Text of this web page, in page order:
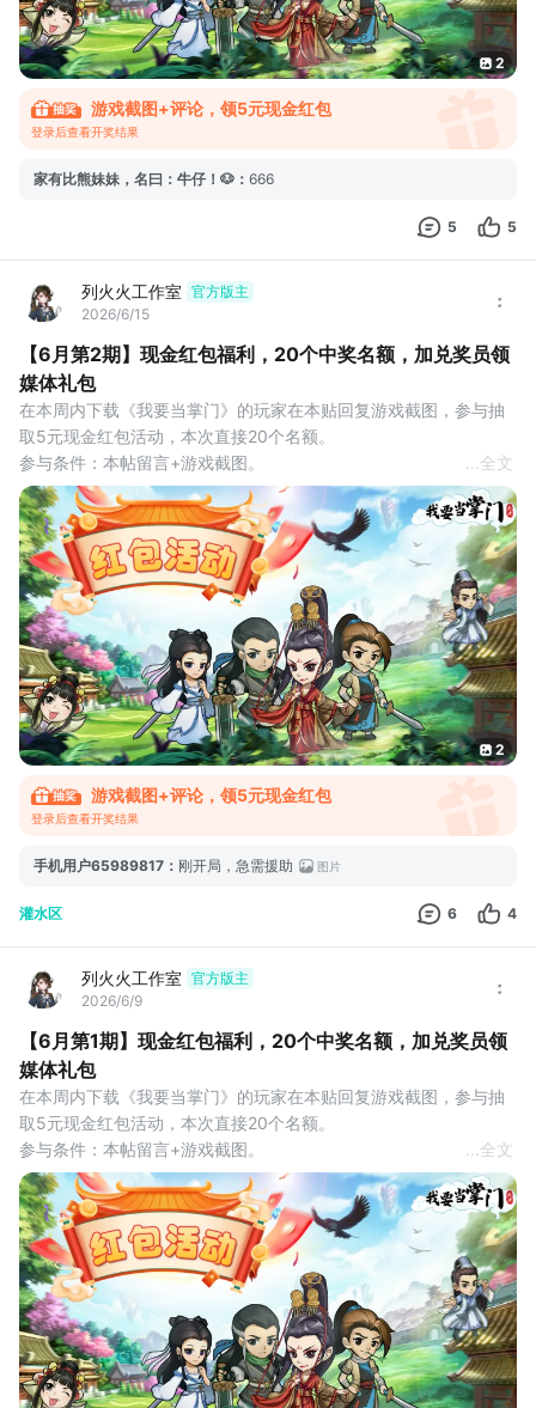
2
游戏截图+评论，领5元现金红包
登录后查看开奖结果
家有比熊妹妹，名曰：牛仔！🐶 ： 666
5 5
列火火工作室 官方版主
2026/6/15
【6月第2期】现金红包福利，20个中奖名额，加兑奖员领
媒体礼包
在本周内下载《我要当掌门》的玩家在本贴回复游戏截图，参与抽
取5元现金红包活动，本次直接20个名额。
参与条件：本帖留言+游戏截图。
互动奖励：评论区抽取20名观众，获得5元现金红包奖励。
活动时间：2026年6月16日-6月22日
开奖时间：6月22日24点
领取方式：系统自动抽奖，中奖后请及时联系兑奖员。
活动说明：
1.每个tap账号只能领取1次奖励，已领取过可换号参与。
2.每个tap用户只
全文
2
游戏截图+评论，领5元现金红包
登录后查看开奖结果
手机用户65989817 ： 刚开局，急需援助 图片
灌水区 6 4
列火火工作室 官方版主
2026/6/9
【6月第1期】现金红包福利，20个中奖名额，加兑奖员领
媒体礼包
在本周内下载《我要当掌门》的玩家在本贴回复游戏截图，参与抽
取5元现金红包活动，本次直接20个名额。
参与条件：本帖留言+游戏截图。
互动奖励：评论区抽取20名观众，获得5元现金红包奖励。
活动时间：2026年6月9日-6月15日
开奖时间：6月15日24点
领取方式：系统自动抽奖，中奖后请及时联系兑奖员。
活动说明：
1.每个tap账号只能领取1次奖励，已领取过可换号参与。
2.每个tap用户只能
全文